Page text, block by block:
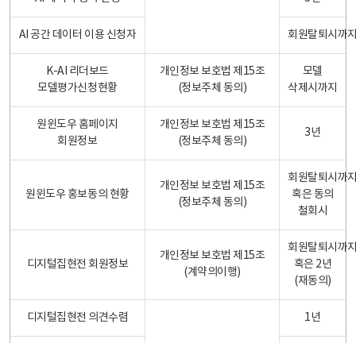
AI 공간 데이터 이용 신청자 회원탈퇴시까
K-AI 리더보드
모델평가신청현황
개인정보 보호법 제15조
(정보주체 동의)
모델
삭제시까지
원윈도우 홈페이지
회원정보
개인정보 보호법 제15조
(정보주체 동의)
3년
원윈도우 홍보동의 현황
개인정보 보호법 제15조
(정보주체 동의)
회원탈퇴시까
혹은 동의
철회시
디지털집현전 회원정보
개인정보 보호법 제15조
(계약의이행)
회원탈퇴시까
혹은 2년
(재동의)
디지털집현전 의견수렴 1년